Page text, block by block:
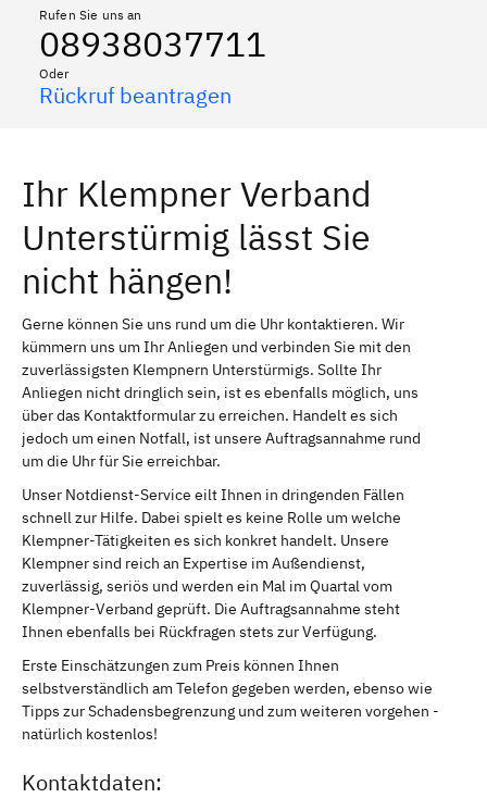
Rufen Sie uns an
08938037711
Oder
Rückruf beantragen
Ihr Klempner Verband
Unterstürmig lässt Sie
nicht hängen!
Gerne können Sie uns rund um die Uhr kontaktieren. Wir
kümmern uns um Ihr Anliegen und verbinden Sie mit den
zuverlässigsten Klempnern Unterstürmigs. Sollte Ihr
Anliegen nicht dringlich sein, ist es ebenfalls möglich, uns
über das Kontaktformular zu erreichen. Handelt es sich
jedoch um einen Notfall, ist unsere Auftragsannahme rund
um die Uhr für Sie erreichbar.
Unser Notdienst-Service eilt Ihnen in dringenden Fällen
schnell zur Hilfe. Dabei spielt es keine Rolle um welche
Klempner-Tätigkeiten es sich konkret handelt. Unsere
Klempner sind reich an Expertise im Außendienst,
zuverlässig, seriös und werden ein Mal im Quartal vom
Klempner-Verband geprüft. Die Auftragsannahme steht
Ihnen ebenfalls bei Rückfragen stets zur Verfügung.
Erste Einschätzungen zum Preis können Ihnen
selbstverständlich am Telefon gegeben werden, ebenso wie
Tipps zur Schadensbegrenzung und zum weiteren vorgehen -
natürlich kostenlos!
Kontaktdaten: